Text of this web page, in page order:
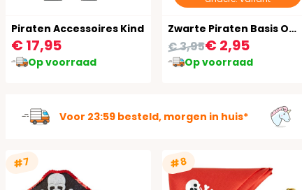
Piraten Accessoires Kind
€ 17,95
Op voorraad
Zwarte Piraten Basis Ooglapjes
€ 2,95
€ 3,95
Op voorraad
Voor 23:59 besteld, morgen in huis*
#7 #8